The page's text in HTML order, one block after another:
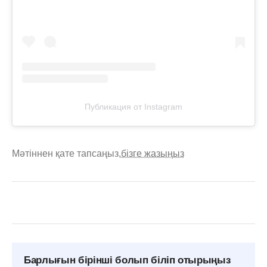
Публикация от Instagram
Мәтіннен қате тапсаңыз,бізге жазыңыз
Барлығын бірінші болып біліп отырыңыз